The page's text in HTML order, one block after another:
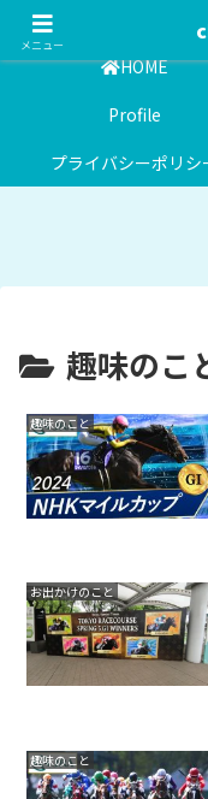
HOME
Profile
プライバシーポリシ
趣味のこ
趣味のこと
お出かけのこと
趣味のこと
メニュー